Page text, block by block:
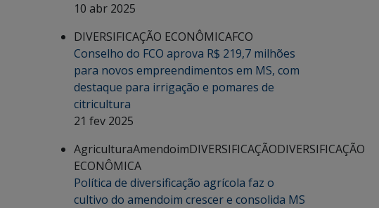
10 abr 2025
DIVERSIFICAÇÃO ECONÔMICAFCO
Conselho do FCO aprova R$ 219,7 milhões
para novos empreendimentos em MS, com
destaque para irrigação e pomares de
citricultura
21 fev 2025
AgriculturaAmendoimDIVERSIFICAÇÃODIVERSIFICAÇÃO
ECONÔMICA
Política de diversificação agrícola faz o
cultivo do amendoim crescer e consolida MS